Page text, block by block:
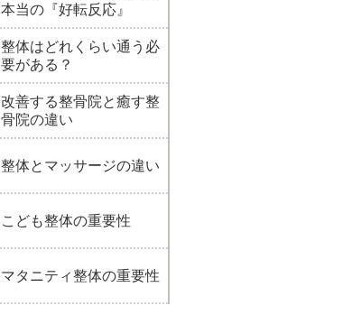
本当の『好転反応』
整体はどれくらい通う必
要がある？
改善する整骨院と癒す整
骨院の違い
整体とマッサージの違い
こども整体の重要性
マタニティ整体の重要性